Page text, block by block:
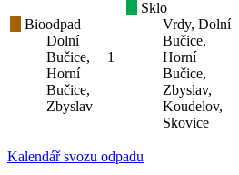
Bioodpad
Dolní
Bučice,
Horní
Bučice,
Zbyslav
1
Sklo
Vrdy, Dolní
Bučice,
Horní
Bučice,
Zbyslav,
Koudelov,
Skovice
Kalendář svozu odpadu